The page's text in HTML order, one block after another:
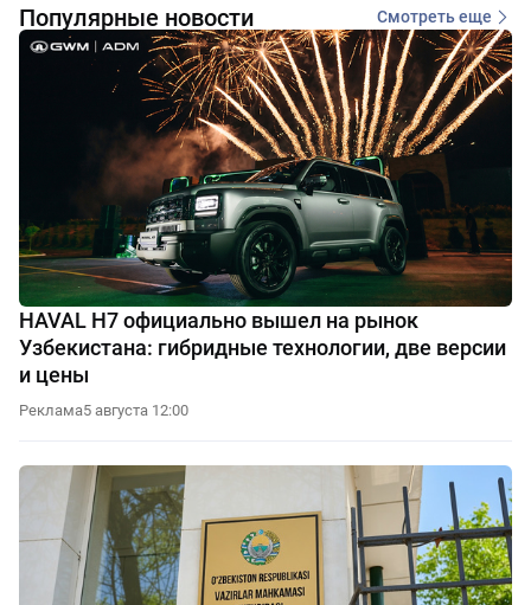
Популярные новости Смотреть еще
HAVAL H7 официально вышел на рынок
Узбекистана: гибридные технологии, две версии
и цены
Реклама5 августа 12:00